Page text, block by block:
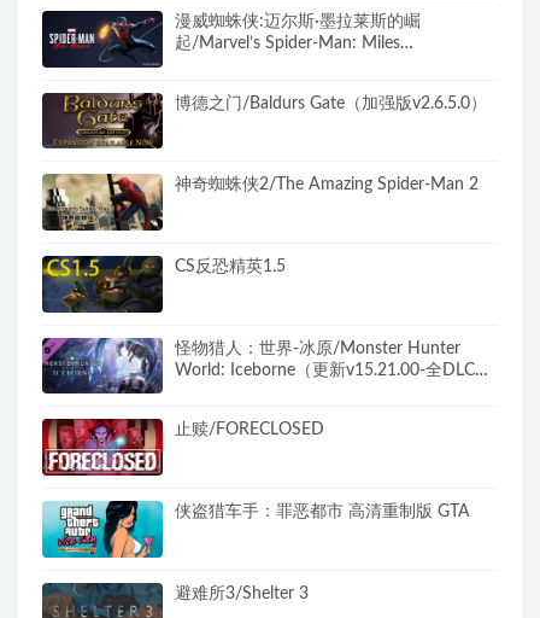
漫威蜘蛛侠:迈尔斯·墨拉莱斯的崛
起/Marvel’s Spider-Man: Miles
博德之门/Baldurs Gate（加强版v2.6.5.0）
神奇蜘蛛侠2/The Amazing Spider-Man 2
CS反恐精英1.5
怪物猎人：世界-冰原/Monster Hunter
World: Iceborne（更新v15.21.00-全DLC豪
止赎/FORECLOSED
侠盗猎车手：罪恶都市 高清重制版 GTA
避难所3/Shelter 3